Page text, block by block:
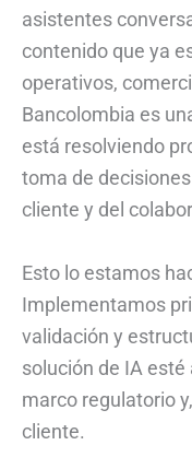
asistentes
contenido que ya
operativos,
Bancolombia es
está resolviendo
toma de
cliente y del
Esto lo estamos
Implementamos
validación y
solución de IA esté
marco regulatorio
cliente.